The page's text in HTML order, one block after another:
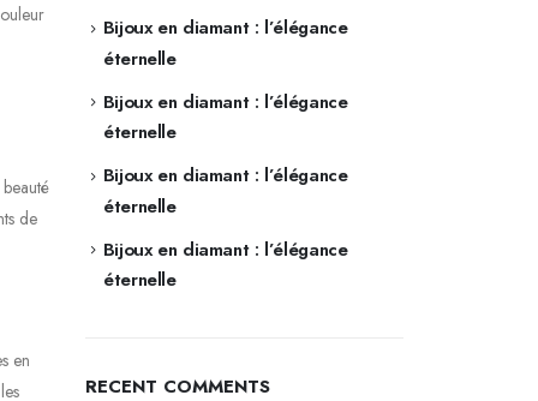
de
en
Bijoux en diamant : l’élégance
éternelle
Bijoux en diamant : l’élégance
éternelle
Bijoux en diamant : l’élégance
éternelle
Bijoux en diamant : l’élégance
éternelle
RECENT COMMENTS